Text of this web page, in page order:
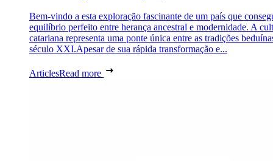
Bem-vindo a esta exploração fascinante de um país que
equilíbrio perfeito entre herança ancestral e modernidade. A
catariana representa uma ponte única entre as tradições
século XXI.Apesar de sua rápida transformação e...
ArticlesRead more